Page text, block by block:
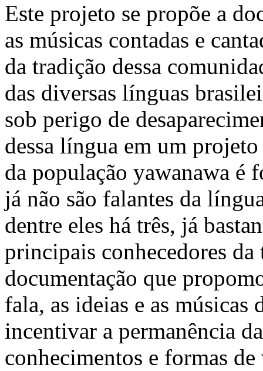
Este projeto se propõe a
as músicas contadas e
da tradição dessa
das diversas línguas
sob perigo de
dessa língua em um
da população yawanawa é
já não são falantes da
dentre eles há três, já
principais conhecedores
documentação que
fala, as ideias e as músicas
incentivar a permanência
conhecimentos e formas